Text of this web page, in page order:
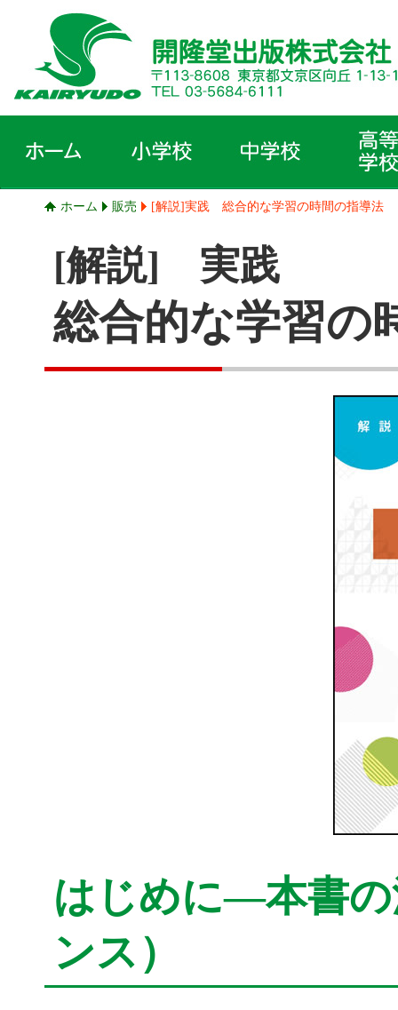
ホーム 販売 [解説]実践 総合的な学習の時間の指導法
[解説] 実践
総合的な学習の
はじめに―本書
ンス）